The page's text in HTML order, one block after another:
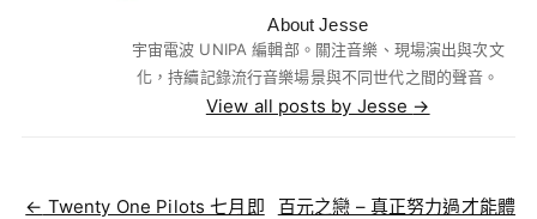
About Jesse
宇宙電波 UNIPA 編輯部。關注音樂、現場演出與次文
化，持續記錄流行音樂場景與不同世代之間的聲音。
View all posts by Jesse →
Post navigation
← Twenty One Pilots 七月即
百元之戀 – 真正努力過才能體